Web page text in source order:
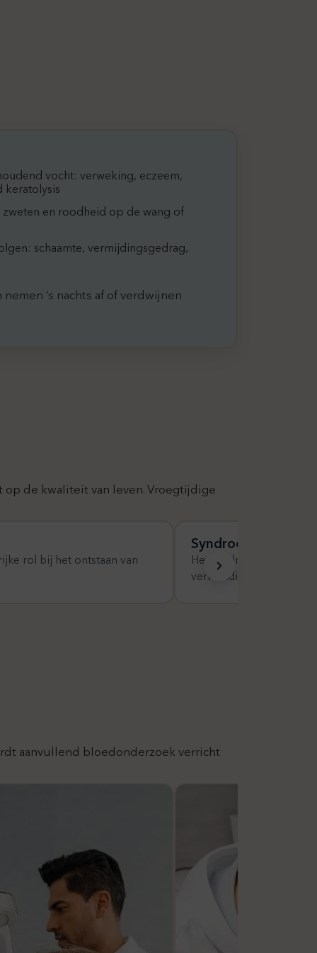
vocht: verweking, eczeem,
keratolysis
zweten en roodheid op de wang of
schaamte, vermijdingsgedrag,
’s nachts af of verdwijnen
op de kwaliteit van leven. Vroegtijdige
rol bij het ontstaan van
Syndroom van Frey
Het syndroom van Frey
verwonding in het gelaat.
aanvullend bloedonderzoek verricht